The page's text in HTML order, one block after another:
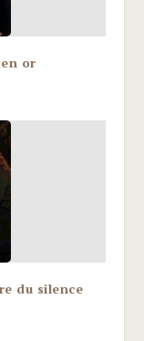
or
du silence